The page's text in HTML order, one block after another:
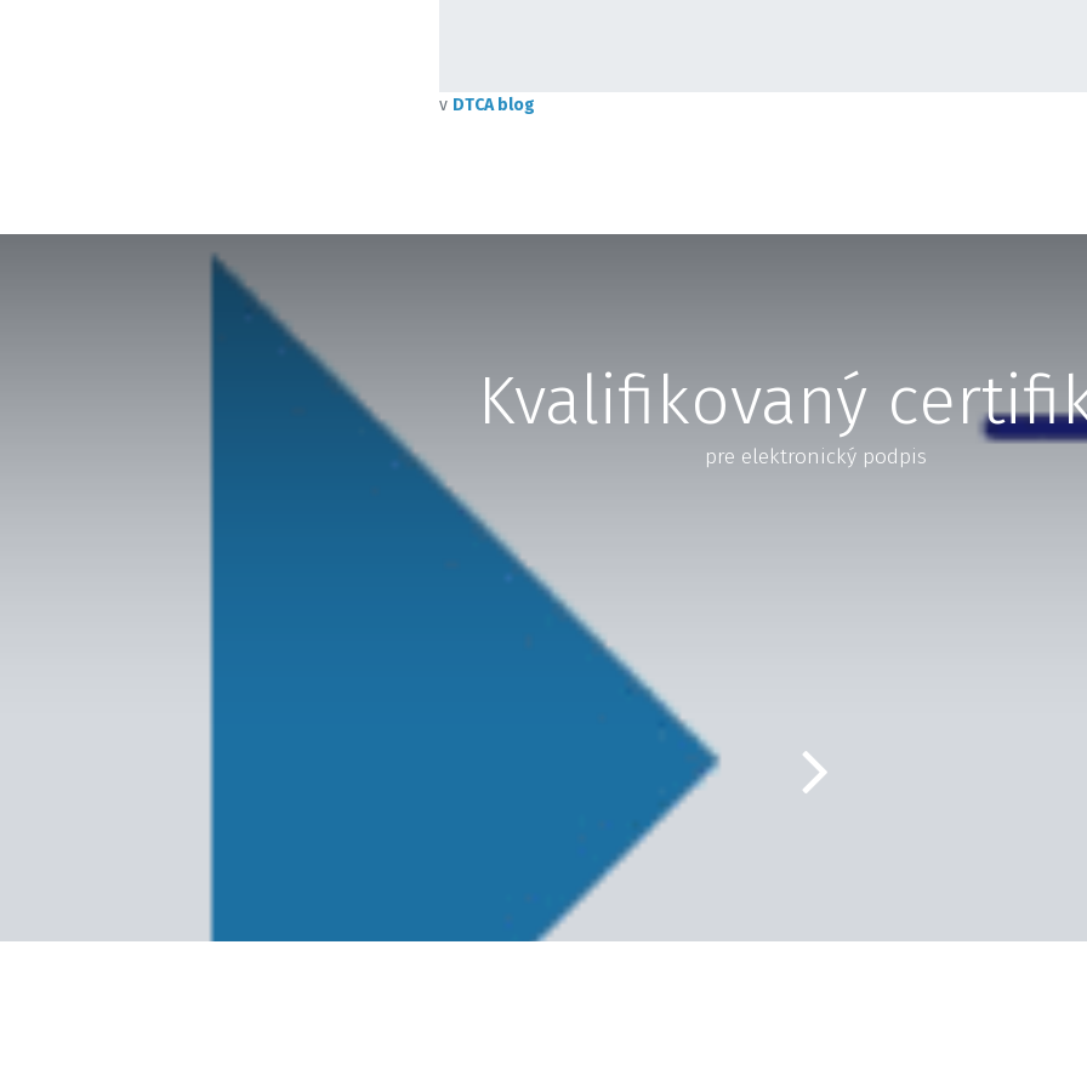
v DTCA blog
Kvalifikovaný
pre elektronický podpis